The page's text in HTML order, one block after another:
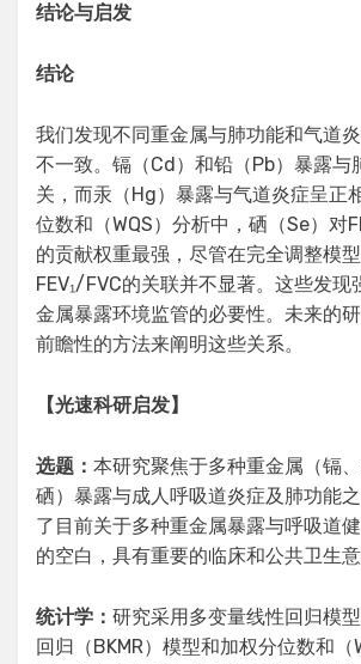
结论与启发
结论
我们发现不同重金属与肺功能和气道
不一致。镉（Cd）和铅（Pb）暴露与
关，而汞（Hg）暴露与气道炎症呈正
位数和（WQS）分析中，硒（Se）对
的贡献权重最强，尽管在完全调整模
FEV₁/FVC的关联并不显著。这些发现
金属暴露环境监管的必要性。未来的
前瞻性的方法来阐明这些关系。
【光速科研启发】
选题： 本研究聚焦于多种重金属（镉
硒）暴露与成人呼吸道炎症及肺功能
了目前关于多种重金属暴露与呼吸道
的空白，具有重要的临床和公共卫生意
统计学： 研究采用多变量线性回归模
回归（BKMR）模型和加权分位数和（